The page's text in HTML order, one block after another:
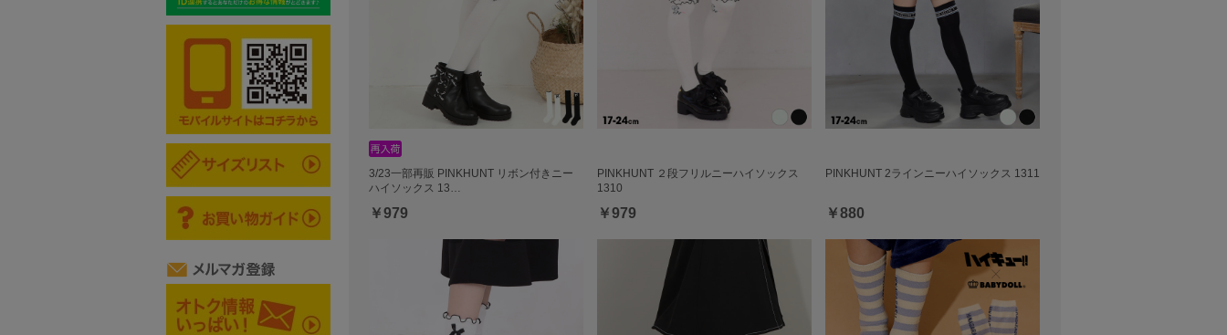
3/23一部再販 PINKHUNT リボン付きニー
ハイソックス 13…
￥979
PINKHUNT ２段フリルニーハイソックス
1310
￥979
PINKHUNT 2ラインニーハイソックス 1311
￥880